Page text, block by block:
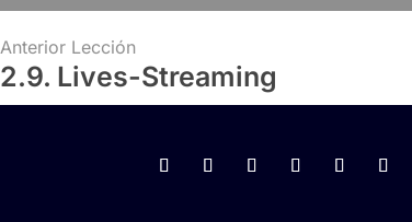
Anterior Lección
2.9. Lives-Streaming